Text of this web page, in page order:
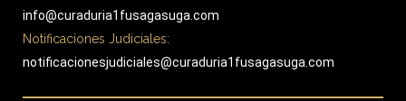
info@curaduria1fusagasuga.com
Notificaciones Judiciales:
notificacionesjudiciales@curaduria1fusagasuga.com